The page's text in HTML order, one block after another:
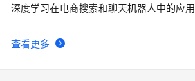
查看更多
深度学习在电商搜索和聊天机器人中的应用